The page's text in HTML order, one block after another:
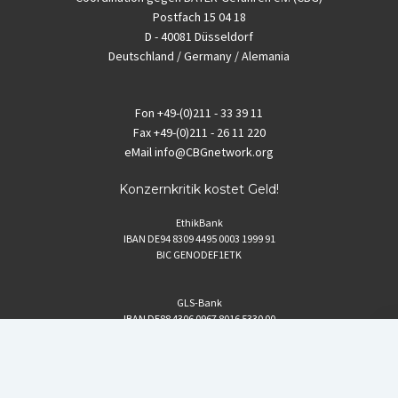
Postfach 15 04 18
D - 40081 Düsseldorf
Deutschland / Germany / Alemania
Fon +49-(0)211 - 33 39 11
Fax+49-(0)211 - 26 11 220
eMailinfo@CBGnetwork.org
Konzernkritik kostet Geld!
EthikBank
IBAN DE94 8309 4495 0003 1999 91
BIC GENODEF1ETK
GLS-Bank
IBAN DE88 4306 0967 8016 5330 00